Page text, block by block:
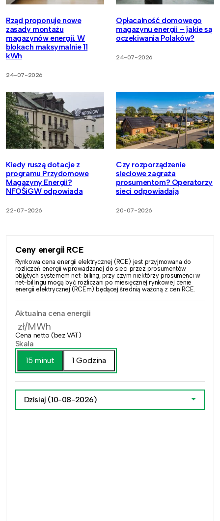
Rząd proponuje nowe
zasady montażu
magazynów energii. W
blokach maksymalnie 11
kWh
24-07-2026
Opłacalność domowego
magazynu energii – jakie są
oczekiwania Polaków?
24-07-2026
Kiedy ruszą dotacje z
programu Przydomowe
Magazyny Energii?
NFOŚiGW odpowiada
22-07-2026
Czy rozporządzenie
sieciowe zagraża
prosumentom? Operatorzy
sieci odpowiadają
20-07-2026
Ceny energii RCE
Rynkowa cena energii elektrycznej (RCE) jest przyjmowana do
rozliczeń energii wprowadzanej do sieci przez prosumentów
objętych systemem net-billing, przy czym niektórzy prosumenci w
net-billingu mogą być rozliczani po miesięcznej rynkowej cenie
energii elektrycznej (RCEm) będącej średnią ważoną z cen RCE.
Aktualna cena energii
zł/MWh
Cena netto (bez VAT)
Skala
15 minut
1 Godzina
Dzisiaj (10-08-2026)